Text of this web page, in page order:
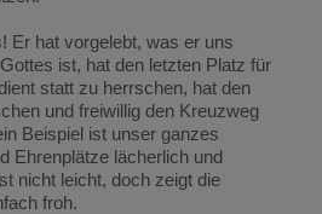
Er hat vorgelebt, was er uns
ist, hat den letzten Platz für
statt zu herrschen, hat den
und freiwillig den Kreuzweg
Beispiel ist unser ganzes
Ehrenplätze lächerlich und
nicht leicht, doch zeigt die
froh.